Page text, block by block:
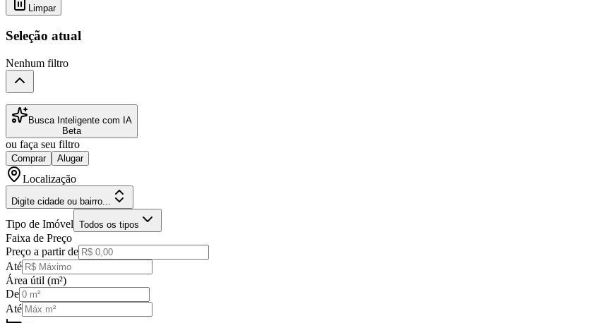
Limpar
Seleção atual
Nenhum filtro
Busca Inteligente com IA
Beta
ou faça seu filtro
Comprar Alugar
Localização
Digite cidade ou bairro...
Tipo de Imóvel Todos os tipos
Faixa de Preço
Preço a partir de
Até
Área útil (m²)
De
Até